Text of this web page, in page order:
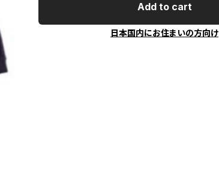
Add to cart
日本国内にお住まいの方向け